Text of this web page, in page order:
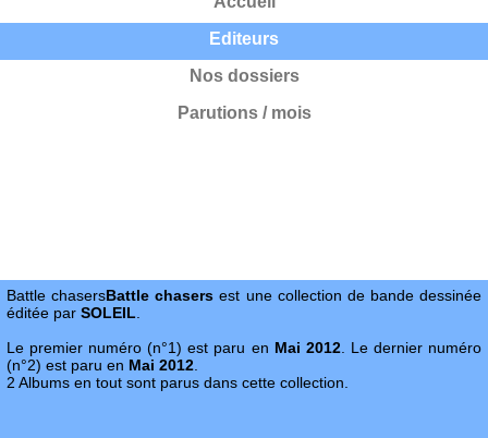
Editeurs
Nos dossiers
Parutions / mois
Battle chasersBattle chasers est une collection de bande dessinée
éditée par SOLEIL
Le premier numéro (n°1) est paru en Mai 2012. Le dernier numéro
(n°2) est paru en Mai 2012
2 Albums en tout sont parus dans cette collection.